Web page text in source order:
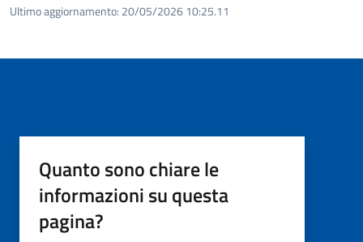
Ultimo aggiornamento: 20/05/2026 10:25.11
Quanto sono chiare le
informazioni su questa
pagina?